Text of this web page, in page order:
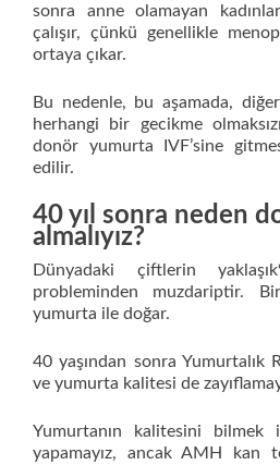
sonra anne olamayan
çalışır, çünkü genellikle
ortaya çıkar.
Bu nedenle, bu aşamada,
herhangi bir gecikme
donör yumurta IVF’sine
edilir.
40 yıl sonra neden
almalıyız?
Dünyadaki çiftlerin
probleminden muzdariptir. Bir
yumurta ile doğar.
40 yaşından sonra Yumurtalık
ve yumurta kalitesi de
Yumurtanın kalitesini
yapamayız, ancak AMH kan